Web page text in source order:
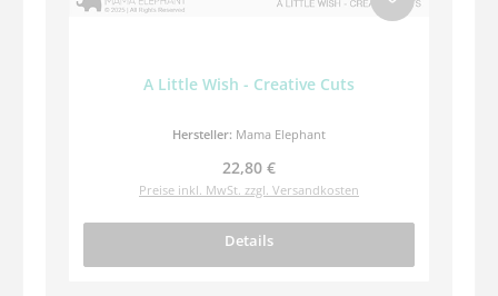
A Little Wish - Creative Cuts
Hersteller: Mama Elephant
Regulärer Preis:
22,80 €
Preise inkl. MwSt. zzgl. Versandkosten
Details